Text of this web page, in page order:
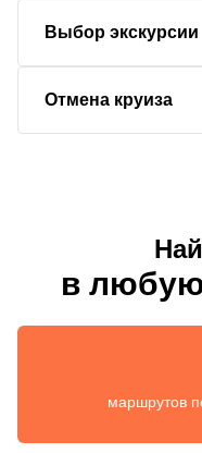
Выбор экскурсии
Отмена круиза
в любую
маршрутов